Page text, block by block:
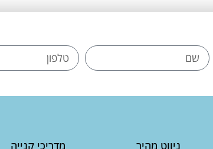
ניווט מהיר מדריכי קנייה